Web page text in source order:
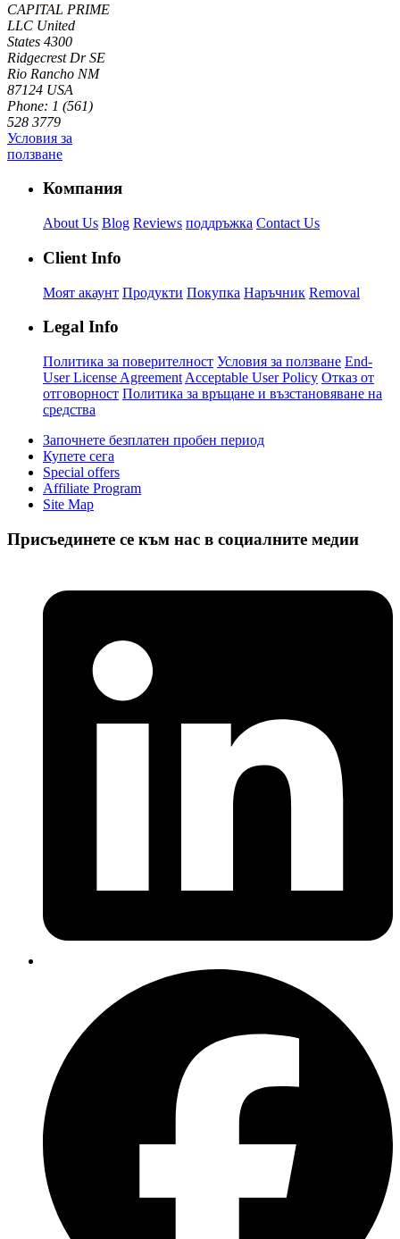
CAPITAL PRIME
LLC United
States 4300
Ridgecrest Dr SE
Rio Rancho NM
87124 USA
Phone: 1 (561)
528 3779
Условия за
ползване
Компания
About Us Blog Reviews поддръжка Contact Us
Client Info
Моят акаунт Продукти Покупка Наръчник Removal
Legal Info
Политика за поверителност Условия за ползване End-
User License Agreement Acceptable User Policy Отказ от
отговорност Политика за връщане и възстановяване на
средства
Започнете безплатен пробен период
Купете сега
Special offers
Affiliate Program
Site Map
Присъединете се към нас в социалните медии